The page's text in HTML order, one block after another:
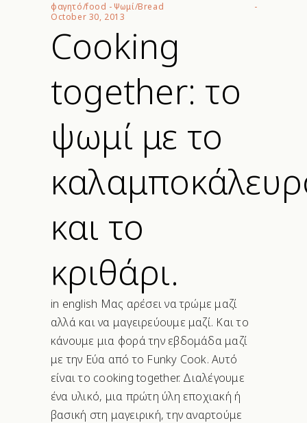
φαγητό/food - Ψωμί/Bread
October 30, 2013
Cooking
together: το
ψωμί με το
και το
κριθάρι.
in english Μας αρέσει να τρώμε μαζί
αλλά και να μαγειρεύουμε μαζί. Και το
κάνουμε μια φορά την εβδομάδα μαζί
με την Εύα από το Funky Cook. Αυτό
είναι το cooking together. Διαλέγουμε
ένα υλικό, μια πρώτη ύλη εποχιακή ή
βασική στη μαγειρική, την αναρτούμε